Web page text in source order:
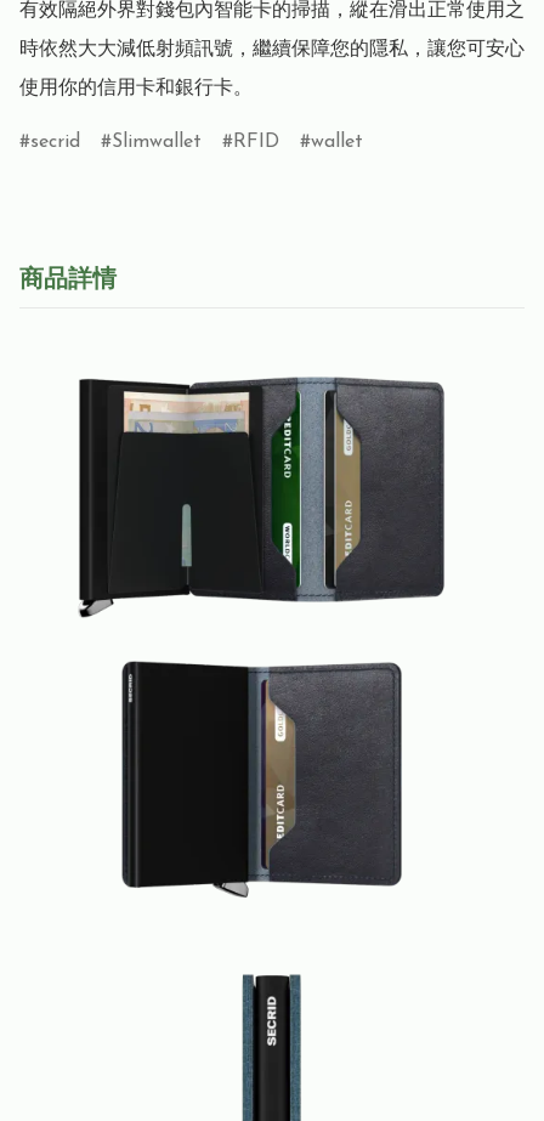
有效隔絕外界對錢包內智能卡的掃描，縱在滑出正常使用之
時依然大大減低射頻訊號，繼續保障您的隱私，讓您可安心
使用你的信用卡和銀行卡。
secrid Slimwallet RFID wallet
商品詳情